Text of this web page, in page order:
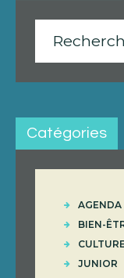
Rechercher :
Catégories
AGENDA
BIEN-
JUNIOR